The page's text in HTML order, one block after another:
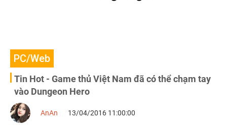
PC/Web
Tin Hot - Game thủ Việt Nam đã có thể chạm tay
vào Dungeon Hero
AnAn 13/04/2016 11:00:00